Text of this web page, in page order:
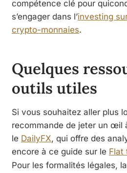
compétence clé pour
s’engager dans l’investing
crypto-monnaies.
Quelques
outils utiles
Si vous souhaitez aller plus
recommande de jeter un œil
le DailyFX, qui offre des
encore à ce guide sur le Flat
Pour les formalités légales,